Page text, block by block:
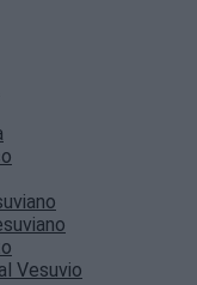
Vesuvio